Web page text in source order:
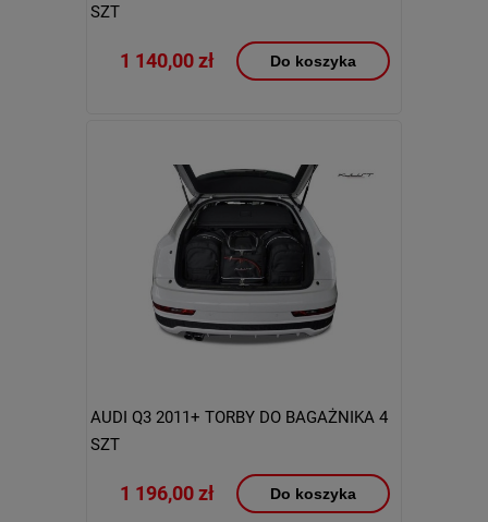
SZT
1 140,00 zł Do koszyka
AUDI Q3 2011+ TORBY DO BAGAŻNIKA 4
SZT
1 196,00 zł Do koszyka